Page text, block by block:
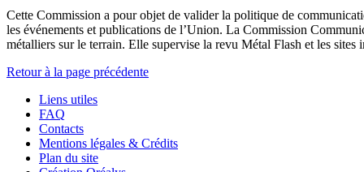
Cette Commission a pour objet de valider la politique de
les événements et publications de l’Union. La Commission
métalliers sur le terrain. Elle supervise la revu Métal Flash et les sites
Retour à la page précédente
Liens utiles
FAQ
Contacts
Mentions légales & Crédits
Plan du site